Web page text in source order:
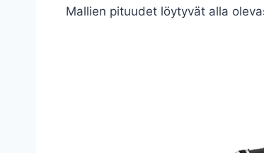
Mallien pituudet löytyvät alla